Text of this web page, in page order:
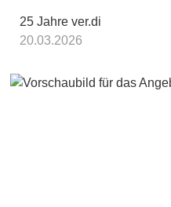
25 Jahre ver.di
20.03.2026